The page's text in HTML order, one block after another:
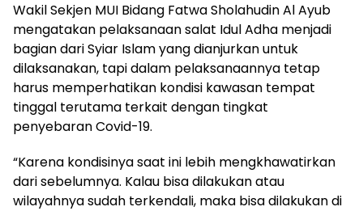
Wakil Sekjen MUI Bidang Fatwa Sholahudin Al Ayub
mengatakan pelaksanaan salat Idul Adha menjadi
bagian dari Syiar Islam yang dianjurkan untuk
dilaksanakan, tapi dalam pelaksanaannya tetap
harus memperhatikan kondisi kawasan tempat
tinggal terutama terkait dengan tingkat
penyebaran Covid-19.
“Karena kondisinya saat ini lebih mengkhawatirkan
dari sebelumnya. Kalau bisa dilakukan atau
wilayahnya sudah terkendali, maka bisa dilakukan di